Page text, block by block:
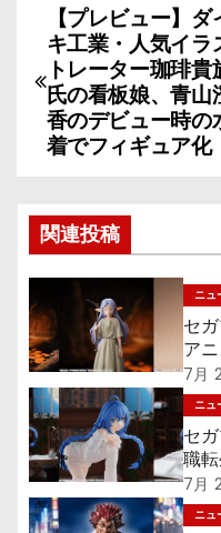
投
稿
ナ
ビ
ゲ
ー
シ
ョ
ン
【プレビュー】ダ
キ工業・人気イラ
トレーター珈琲貴
氏の看板娘、青山
香のデビュー時の
着でフィギュア化
関連投稿
ニュ
セ
ア
300
「フ
7月
ニュ
セ
職
す～
ア
7月
ニュ